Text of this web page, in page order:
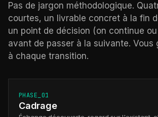
Pas de jargon méthodologique.
courtes, un livrable concret à la fin
un point de décision (on continue
avant de passer à la suivante. Vous
à chaque transition.
PHASE_01
Cadrage